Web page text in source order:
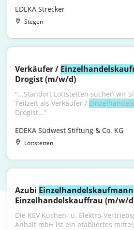
EDEKA Strecker
Stegen
Verkäufer /
Drogist (m/w/d)
"...Standort Lottstetten suchen wir
Teilzeit als Verkäufer /
Drogist..."
EDEKA Südwest Stiftung & Co. KG
Lottstetten
Azubi Einzelhandelskaufmann
Einzelhandelskauffrau (m/w/
Die KEV Küchen- u. Elektro-
Anhalt mbH ist ein etabliertes